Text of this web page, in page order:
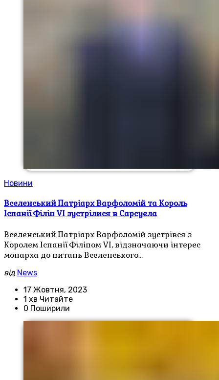
Новини
Вселенський Патріарх Варфоломій та Король
Іспанії Філіп VI зустрілися в Сарсуела
Вселенський Патріарх Варфоломій зустрівся з
Королем Іспанії Філіпом VI, відзначаючи інтерес
монарха до питань Вселенського…
від News
17 Жовтня, 2023
1 хв Читайте
0 Поширили